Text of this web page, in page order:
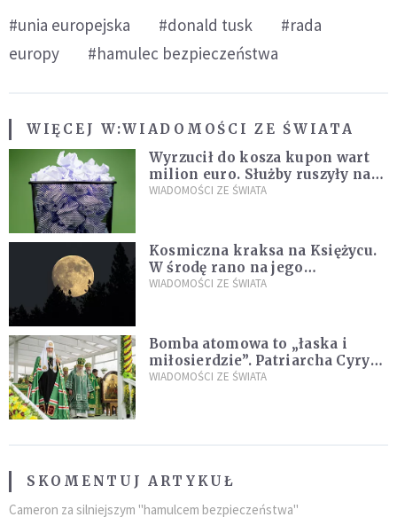
#unia europejska #donald tusk
#rada
europy
#hamulec bezpieczeństwa
WIĘCEJ W:WIADOMOŚCI ZE ŚWIATA
Wyrzucił do kosza kupon wart
milion euro. Służby ruszyły na
poszukiwania
WIADOMOŚCI ZE ŚWIATA
Kosmiczna kraksa na Księżycu.
W środę rano na jego
powierzchni dojdzie do
WIADOMOŚCI ZE ŚWIATA
Bomba atomowa to „łaska i
miłosierdzie”. Patriarcha Cyryl
wychwala Putina
WIADOMOŚCI ZE ŚWIATA
SKOMENTUJ ARTYKUŁ
Cameron za silniejszym "hamulcem bezpieczeństwa"